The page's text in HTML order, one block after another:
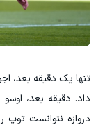
تنها یک دقیقه بعد،
داد. دقیقه بعد،
دروازه نتوانست توپ